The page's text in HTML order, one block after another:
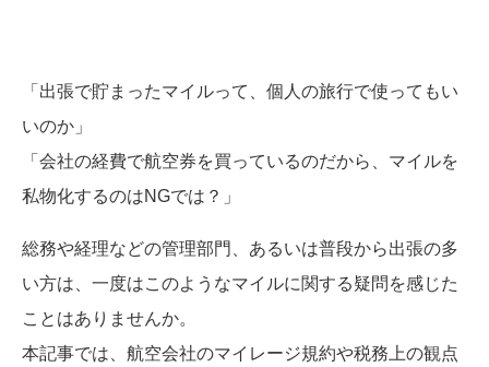
「出張で貯まったマイルって、個人の旅行で使ってもい
いのか」
「会社の経費で航空券を買っているのだから、マイルを
私物化するのはNGでは？」
総務や経理などの管理部門、あるいは普段から出張の多
い方は、一度はこのようなマイルに関する疑問を感じた
ことはありませんか。
本記事では、航空会社のマイレージ規約や税務上の観点